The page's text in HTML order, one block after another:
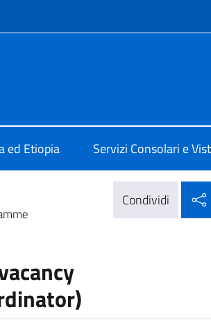
ed Etiopia Servizi Consolari e
Condividi